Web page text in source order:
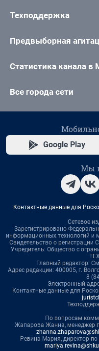
Техподдержка
Предвыборная
Статистика канала в
Все города сети
Google Play
Мы
Контактные данные для
Сетевое
Зарегистрировано
информационных технологий и
Свидетельство о
Учредитель: Общество с
Главный редактор:
Адрес редакции: 400005, г.
8
Электронный
Контактные данные для
По вопросам
Жапарова Жанна, менеджер
Ревина Мария, директор